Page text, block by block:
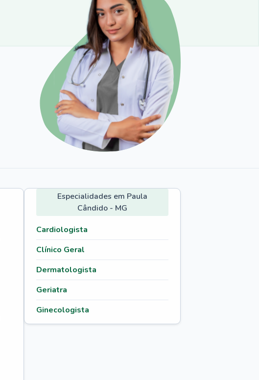
Especialidades em Paula
Cândido - MG
Cardiologista
Clínico Geral
Dermatologista
Geriatra
Ginecologista